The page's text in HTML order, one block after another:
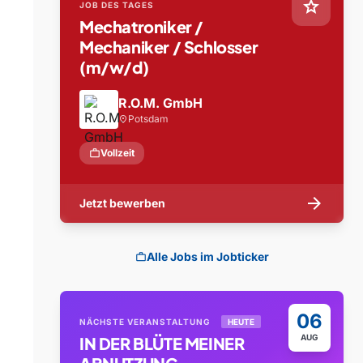
star
JOB DES TAGES
Mechatroniker /
Mechaniker / Schlosser
(m/w/d)
R.O.M. GmbH
location_on Potsdam
workVollzeit
Jetzt bewerben arrow_forward
workAlle Jobs im Jobticker
06
AUG
NÄCHSTE VERANSTALTUNG HEUTE
IN DER BLÜTE MEINER